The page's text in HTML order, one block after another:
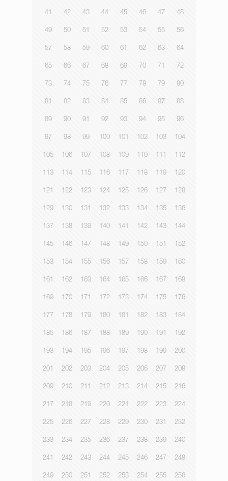
41 42 43 44 45 46 47 48
49 50 51 52 53 54 55 56
57 58 59 60 61 62 63 64
65 66 67 68 69 70 71 72
73 74 75 76 77 78 79 80
81 82 83 84 85 86 87 88
89 90 91 92 93 94 95 96
97 98 99 100 101 102 103 104
105 106 107 108 109 110 111 112
113 114 115 116 117 118 119 120
121 122 123 124 125 126 127 128
129 130 131 132 133 134 135 136
137 138 139 140 141 142 143 144
145 146 147 148 149 150 151 152
153 154 155 156 157 158 159 160
161 162 163 164 165 166 167 168
169 170 171 172 173 174 175 176
177 178 179 180 181 182 183 184
185 186 187 188 189 190 191 192
193 194 195 196 197 198 199 200
201 202 203 204 205 206 207 208
209 210 211 212 213 214 215 216
217 218 219 220 221 222 223 224
225 226 227 228 229 230 231 232
233 234 235 236 237 238 239 240
241 242 243 244 245 246 247 248
249 250 251 252 253 254 255 256